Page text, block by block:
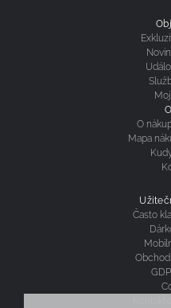
O
Mapa
Často